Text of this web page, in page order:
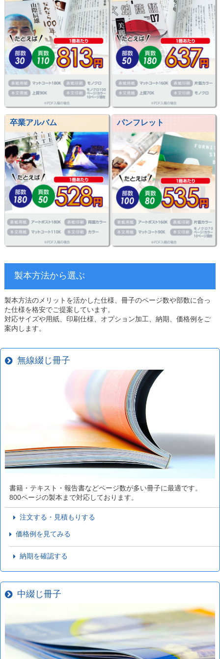
卒業アルバム パンフレット
製本方法から選ぶ
製本方法のメリットを活かした仕様、冊子のページ数や部数に合っ
た仕様を格安でご提案しています。
対応サイズや用紙、印刷仕様、オプション加工、納期、価格例をご
案内します。
無線綴じ冊子
書籍・テキスト・報告書などページ数が多い冊子に最適です。
800ページの製本まで対応しております。
注文する・見積もりする
価格例を見てみる
納期を確認する
中綴じ冊子